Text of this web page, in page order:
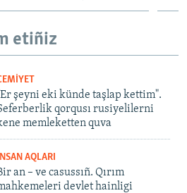
etiñiz
şeyni eki künde taşlap kettim".
qorqusı rusiyelilerni
memleketten quva
İNSAN AQLARI
an – ve casussıñ. Qırım
devlet hainligi